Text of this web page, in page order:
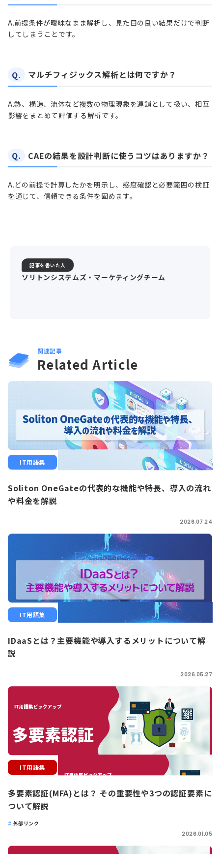
A.前提条件が曖昧なまま解析し、見た目の良い結果だけで判断
してしまうことです。
Q. マルチフィジックス解析とは何ですか？
A.熱、構造、流体など複数の物理現象を連鎖として扱い、相互
影響をまとめて評価する解析です。
Q. CAEの結果を設計判断に使うコツはありますか？
A.どの前提で計算したかを明示し、感度確認と必要範囲の検証
を通じて、信頼できる条件を固めます。
記事を書いた人
ソリトンシステムズ・マーケティングチーム
関連記事
Related Article
IT用語集
Soliton OneGateの代表的な機能や特長、導入の流れ
や料金を解説
2026.07.24
IT用語集
IDaaSとは？主要機能や導入するメリットについて解
説
2026.05.27
IT用語集
多要素認証(MFA)とは？ その重要性や3つの認証要素に
ついて解説
外部リンク
2026.01.05